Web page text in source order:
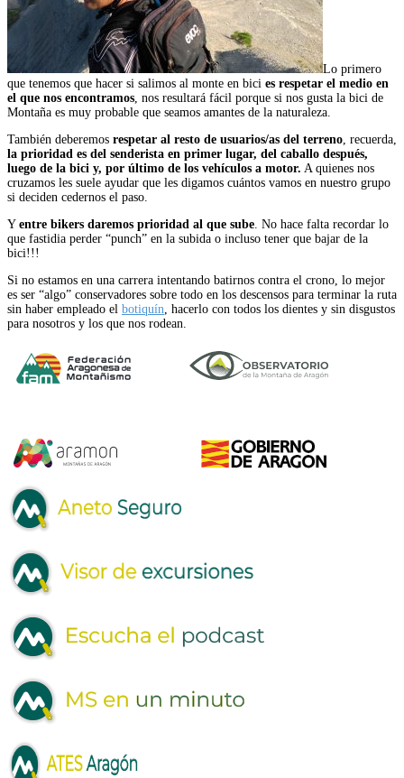
Lo primero
que tenemos que hacer si salimos al monte en bici es respetar el medio en
el que nos encontramos , nos resultará fácil porque si nos gusta la bici de
Montaña es muy probable que seamos amantes de la naturaleza.
También deberemos respetar al resto de usuarios/as del terreno , recuerda,
la prioridad es del senderista en primer lugar, del caballo después,
luego de la bici y, por último de los vehículos a motor. A quienes nos
cruzamos les suele ayudar que les digamos cuántos vamos en nuestro grupo
si deciden cedernos el paso.
Y entre bikers daremos prioridad al que sube . No hace falta recordar lo
que fastidia perder “punch” en la subida o incluso tener que bajar de la
bici!!!
Si no estamos en una carrera intentando batirnos contra el crono, lo mejor
es ser “algo” conservadores sobre todo en los descensos para terminar la ruta
sin haber empleado el botiquín , hacerlo con todos los dientes y sin disgustos
para nosotros y los que nos rodean.